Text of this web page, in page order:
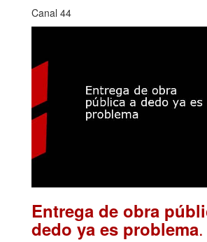
Canal 44
Entrega de obra
dedo ya es problema